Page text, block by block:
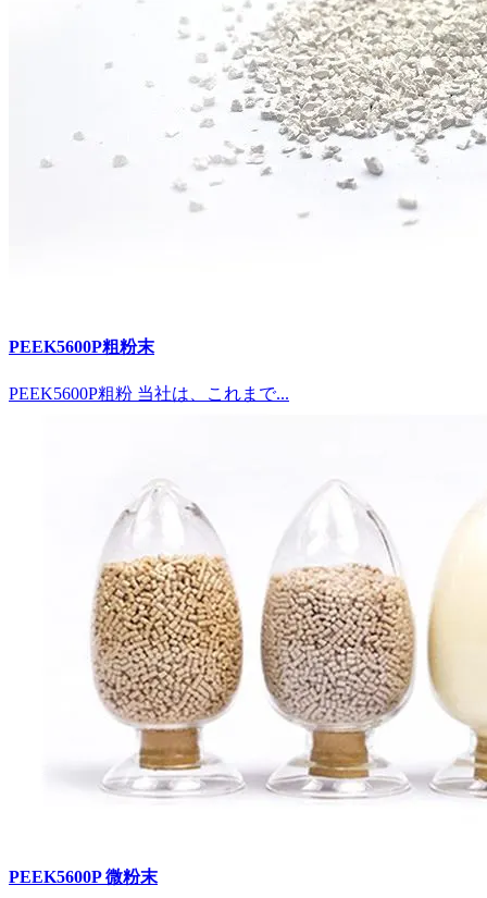
PEEK5600P粗粉末
PEEK5600P粗粉 当社は、これまで...
PEEK5600P 微粉末